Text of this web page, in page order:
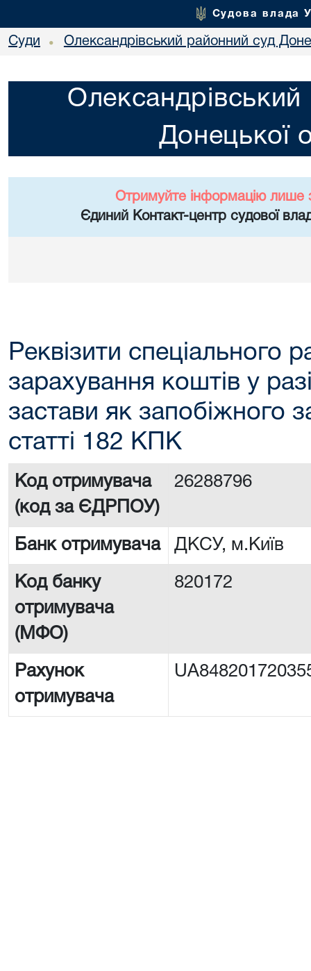
Судова влада
Суди • Олександрівський районний суд
Донецької
Отримуйте інформацію лише
Єдиний Контакт-центр судової
Реквізити спеціального
зарахування коштів у
застави як запобіжного
статті 182 КПК
Код отримувача
(код за ЄДРПОУ)
26288796
Банк отримувача ДКСУ, м.Київ
Код банку
отримувача
(МФО)
820172
Рахунок
отримувача